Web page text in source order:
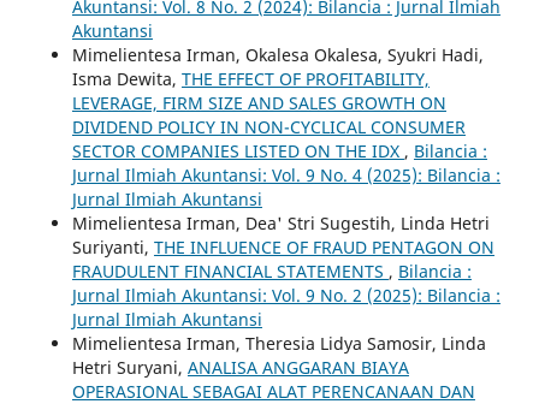
Akuntansi: Vol. 8 No. 2 (2024): Bilancia : Jurnal Ilmiah
Akuntansi
Mimelientesa Irman, Okalesa Okalesa, Syukri Hadi,
Isma Dewita, THE EFFECT OF PROFITABILITY,
LEVERAGE, FIRM SIZE AND SALES GROWTH ON
DIVIDEND POLICY IN NON-CYCLICAL CONSUMER
SECTOR COMPANIES LISTED ON THE IDX , Bilancia :
Jurnal Ilmiah Akuntansi: Vol. 9 No. 4 (2025): Bilancia :
Jurnal Ilmiah Akuntansi
Mimelientesa Irman, Dea' Stri Sugestih, Linda Hetri
Suriyanti, THE INFLUENCE OF FRAUD PENTAGON ON
FRAUDULENT FINANCIAL STATEMENTS , Bilancia :
Jurnal Ilmiah Akuntansi: Vol. 9 No. 2 (2025): Bilancia :
Jurnal Ilmiah Akuntansi
Mimelientesa Irman, Theresia Lidya Samosir, Linda
Hetri Suryani, ANALISA ANGGARAN BIAYA
OPERASIONAL SEBAGAI ALAT PERENCANAAN DAN